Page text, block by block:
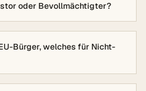
oder Bevollmächtigter?
Bürger, welches für Nicht-